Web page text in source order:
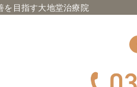
を目指す大地堂治療院